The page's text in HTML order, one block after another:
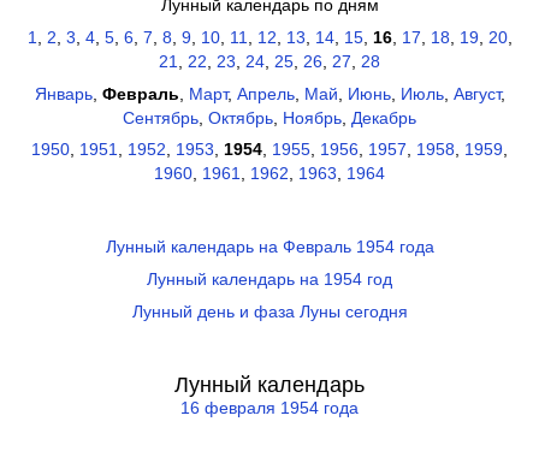
Лунный календарь по дням
1
2 3 4, 5, 6, 7 8 9, 10, 11 12 13 14, 15, 16, 17 18 19, 20,
21
22 23 24 25 26 27
28
Январь, Февраль Март, Апрель, Май Июнь, Июль, Август,
Сентябрь Октябрь Ноябрь Декабрь
1950, 1951, 1952, 1953, 1954, 1955, 1956, 1957, 1958, 1959,
1960, 1961, 1962, 1963, 1964
Лунный календарь на Февраль 1954 года
Лунный календарь на 1954 год
Лунный день и фаза Луны сегодня
Лунный календарь
16 февраля 1954 года